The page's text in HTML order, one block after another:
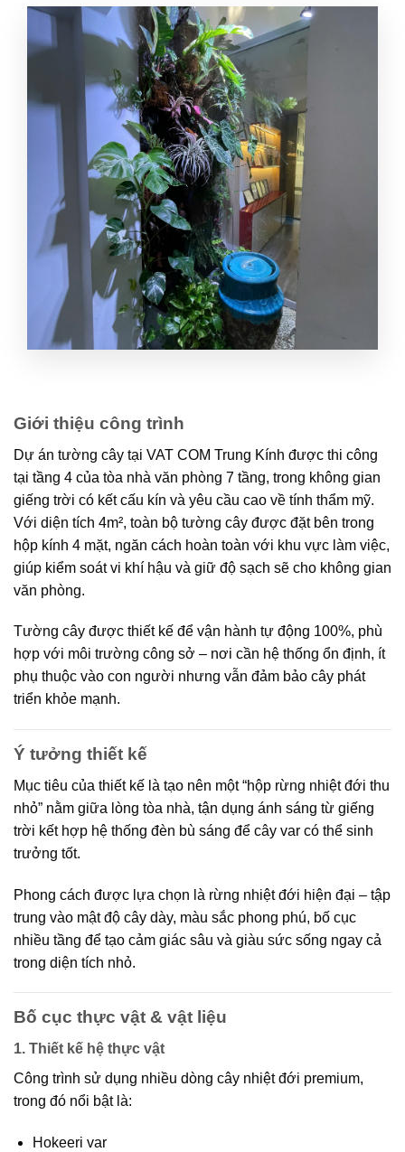
Giới thiệu công trình
Dự án tường cây tại VAT COM Trung Kính được thi công
tại tầng 4 của tòa nhà văn phòng 7 tầng, trong không gian
giếng trời có kết cấu kín và yêu cầu cao về tính thẩm mỹ.
Với diện tích 4m², toàn bộ tường cây được đặt bên trong
hộp kính 4 mặt, ngăn cách hoàn toàn với khu vực làm việc,
giúp kiểm soát vi khí hậu và giữ độ sạch sẽ cho không gian
văn phòng.
Tường cây được thiết kế để vận hành tự động 100%, phù
hợp với môi trường công sở – nơi cần hệ thống ổn định, ít
phụ thuộc vào con người nhưng vẫn đảm bảo cây phát
triển khỏe mạnh.
Ý tưởng thiết kế
Mục tiêu của thiết kế là tạo nên một“hộp rừng nhiệt đới thu
nhỏ” nằm giữa lòng tòa nhà, tận dụng ánh sáng từ giếng
trời kết hợp hệ thống đèn bù sáng để cây var có thể sinh
trưởng tốt.
Phong cách được lựa chọn là rừng nhiệt đới hiện đại – tập
trung vào mật độ cây dày, màu sắc phong phú, bố cục
nhiều tầng để tạo cảm giác sâu và giàu sức sống ngay cả
trong diện tích nhỏ.
Bố cục thực vật & vật liệu
1. Thiết kế hệ thực vật
Công trình sử dụng nhiều dòng cây nhiệt đới premium,
trong đó nổi bật là:
Hokeeri var